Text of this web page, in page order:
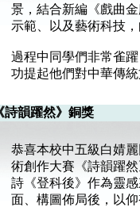
景，結合新編《戲曲
示範、以及藝術科技
過程中同學們非常雀
功提起他們對中華傳
詩韻躍然》銅獎
恭喜本校中五級白婧
術創作大賽《詩韻躍
詩《登科後》作為靈
面、構圖佈局後，以